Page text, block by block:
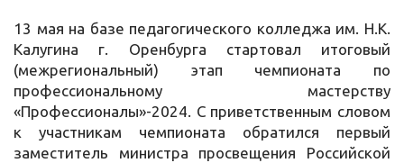
13 мая на базе педагогического колледжа им. Н.К.
Калугина г. Оренбурга стартовал итоговый
(межрегиональный) этап чемпионата по
профессиональному мастерству
«Профессионалы»-2024. С приветственным словом
к участникам чемпионата обратился первый
заместитель министра просвещения Российской